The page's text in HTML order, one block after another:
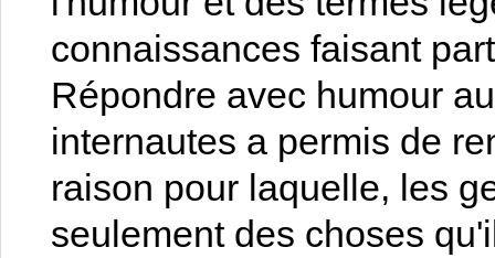
connaissances faisant
Répondre avec humour
internautes a permis de
raison pour laquelle, les
seulement des choses